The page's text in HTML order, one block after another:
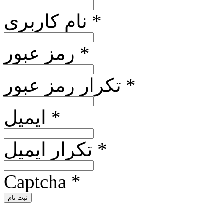
نام کاربری *
رمز عبور *
تکرار رمز عبور *
ایمیل *
تکرار ایمیل *
Captcha *
ثبت نام